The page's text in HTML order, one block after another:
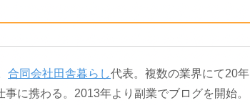
合同会社田舎暮らし代表。複数の業界にて20年
に携わる。2013年より副業でブログを開始。